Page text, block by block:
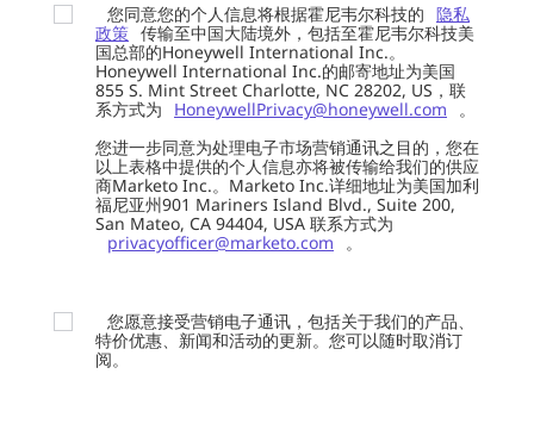
您同意您的个人信息将根据霍尼韦尔科技的 隐私
政策 传输至中国大陆境外，包括至霍尼韦尔科技美
国总部的Honeywell International Inc.。
Honeywell International Inc.的邮寄地址为美国
855 S. Mint Street Charlotte, NC 28202, US，联
系方式为
HoneywellPrivacy@honeywell.com
。
您进一步同意为处理电子市场营销通讯之目的，您在
以上表格中提供的个人信息亦将被传输给我们的供应
商Marketo Inc.。Marketo Inc.详细地址为美国加利
福尼亚州901 Mariners Island Blvd., Suite 200,
San Mateo, CA 94404, USA 联系方式为
privacyofficer@marketo.com
。
您愿意接受营销电子通讯，包括关于我们的产品、
特价优惠、新闻和活动的更新。您可以随时取消订
阅。